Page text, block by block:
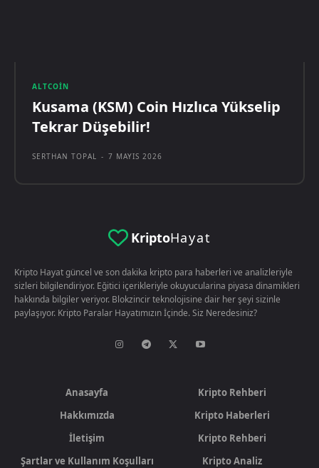
ALTCOIN
Kusama (KSM) Coin Hızlıca Yükselip
Tekrar Düşebilir!
SERTHAN TOPAL - 7 MAYIS 2026
KriptoHayat
Kripto Hayat güncel ve son dakika kripto para haberleri ve analizleriyle
sizleri bilgilendiriyor. Eğitici içerikleriyle okuyucularina piyasa dinamikleri
hakkında bilgiler veriyor. Blokzincir teknolojisine dair her şeyi sizinle
paylaşıyor. Kripto Paralar Hayatımızın İçinde. Siz Neredesiniz?
Anasayfa
Hakkımızda
İletişim
Şartlar ve Kullanım Koşulları
Kripto Rehberi
Kripto Haberleri
Kripto Rehberi
Kripto Analiz